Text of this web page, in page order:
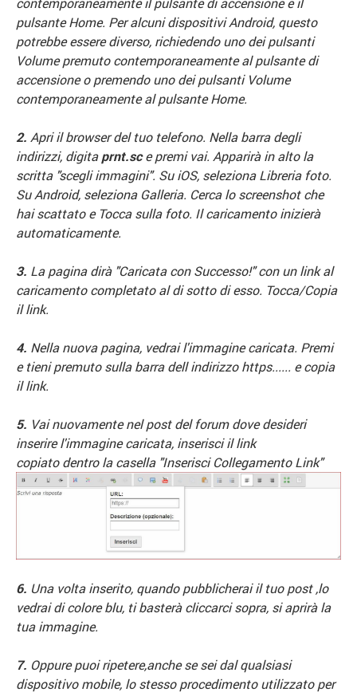
pulsante Home. Per alcuni dispositivi Android, questo
potrebbe essere diverso, richiedendo uno dei pulsanti
Volume premuto contemporaneamente al pulsante di
accensione o premendo uno dei pulsanti Volume
contemporaneamente al pulsante Home.
2. Apri il browser del tuo telefono. Nella barra degli
indirizzi, digitaprnt.sce premi vai. Apparirà in alto la
scritta "scegli immagini". Su iOS, seleziona Libreria foto.
Su Android, seleziona Galleria. Cerca lo screenshot che
hai scattato e Tocca sulla foto. Il caricamento inizierà
automaticamente.
3. La pagina dirà "Caricata con Successo!" con un link al
caricamento completato al di sotto di esso. Tocca/Copia
il link.
4. Nella nuova pagina, vedrai l'immagine caricata. Premi
e tieni premuto sulla barra dell indirizzo https...... e copia
il link.
5. Vai nuovamente nel post del forum dove desideri
inserire l'immagine caricata, inserisci il link
copiatodentro la casella "Inserisci Collegamento Link"
6. Una volta inserito, quando pubblicherai il tuo post ,lo
vedrai di colore blu, ti basterà cliccarci sopra, si aprirà la
tua immagine.
7. Oppure puoi ripetere,anche se sei dal qualsiasi
dispositivo mobile, lo stesso procedimento utilizzato per